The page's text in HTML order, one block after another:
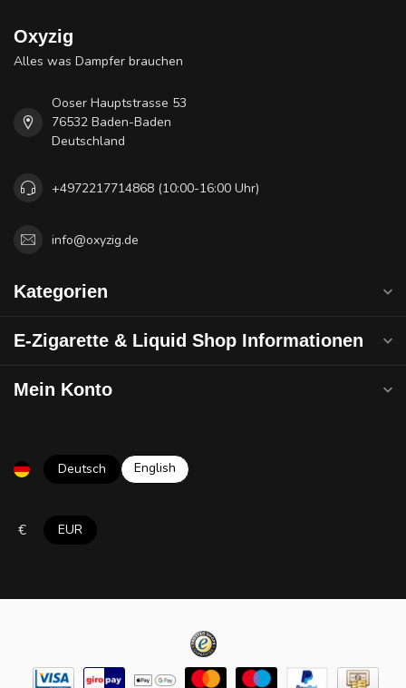
Oxyzig
Alles was Dampfer brauchen
Ooser Hauptstrasse 53
76532 Baden-Baden
Deutschland
+4972217714868 (10:00-16:00 Uhr)
info@oxyzig.de
Kategorien
E-Zigarette & Liquid Shop Informationen
Mein Konto
Deutsch English
€ EUR